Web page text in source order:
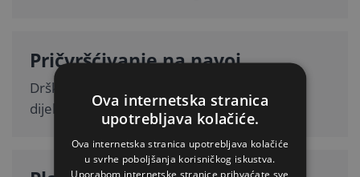
Pričvršćivanje na navoj
Drška se ušarafi i čvrsto drži bez dodatnih
dijelova.
Ova internetska stranica
upotrebljava kolačiće.
Ova internetska stranica upotrebljava kolačiće
u svrhe poboljšanja korisničkog iskustva.
Uporabom internetske stranice prihvaćate sve